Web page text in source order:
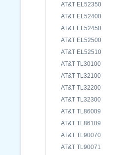
AT&T EL52350
AT&T EL52400
AT&T EL52450
AT&T EL52500
AT&T EL52510
AT&T TL30100
AT&T TL32100
AT&T TL32200
AT&T TL32300
AT&T TL86009
AT&T TL86109
AT&T TL90070
AT&T TL90071